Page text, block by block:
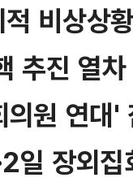
비상상
추진 열
원 연대'
일 장외